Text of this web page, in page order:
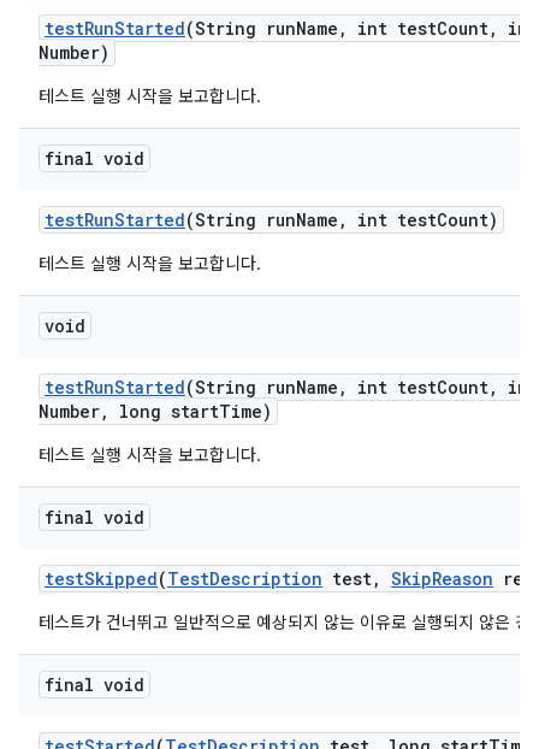
testRunStarted(String runName , int testCount,
int
Number)
테스트 실행 시작을 보고합니다.
final void
testRunStarted(String runName , int testCount)
테스트 실행 시작을 보고합니다.
void
testRunStarted(String runName , int testCount,
int
Number, long startTime)
테스트 실행 시작을 보고합니다.
final void
testSkipped(TestDescription test, SkipReason
테스트가 건너뛰고 일반적으로 예상되지 않는 이유로 실행되지 않은 경
final void